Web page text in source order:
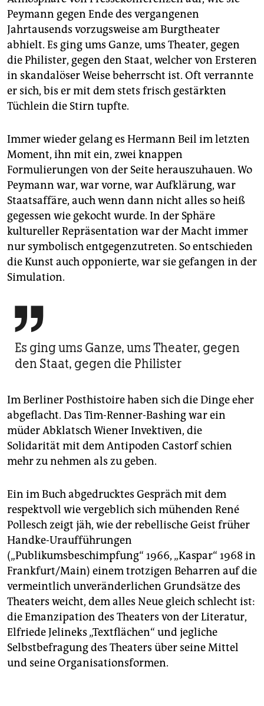
Peymann gegen Ende des vergangenen
Jahrtausends vorzugsweise am Burgtheater
abhielt. Es ging ums Ganze, ums Theater, gegen
die Philister, gegen den Staat, welcher von Ersteren
in skandalöser Weise beherrscht ist. Oft verrannte
er sich, bis er mit dem stets frisch gestärkten
Tüchlein die Stirn tupfte.
Immer wieder gelang es Hermann Beil im letzten
Moment, ihn mit ein, zwei knappen
Formulierungen von der Seite herauszuhauen. Wo
Peymann war, war vorne, war Aufklärung, war
Staatsaffäre, auch wenn dann nicht alles so heiß
gegessen wie gekocht wurde. In der Sphäre
kultureller Repräsentation war der Macht immer
nur symbolisch entgegenzutreten. So entschieden
die Kunst auch opponierte, war sie gefangen in der
Simulation.

Es ging ums Ganze, ums Theater, gegen
den Staat, gegen die Philister
Im Berliner Posthistoire haben sich die Dinge eher
abgeflacht. Das Tim-Renner-Bashing war ein
müder Abklatsch Wiener Invektiven, die
Solidarität mit dem Antipoden Castorf schien
mehr zu nehmen als zu geben.
Ein im Buch abgedrucktes Gespräch mit dem
respektvoll wie vergeblich sich mühenden René
Pollesch zeigt jäh, wie der rebellische Geist früher
Handke-Uraufführungen
(„Publikumsbeschimpfung“ 1966, „Kaspar“ 1968 in
Frankfurt/Main) einem trotzigen Beharren auf die
vermeintlich unveränderlichen Grundsätze des
Theaters weicht, dem alles Neue gleich schlecht ist:
die Emanzipation des Theaters von der Literatur,
Elfriede Jelineks „Textflächen“ und jegliche
Selbstbefragung des Theaters über seine Mittel
und seine Organisationsformen.